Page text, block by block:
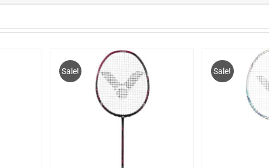
Sale! Sale!